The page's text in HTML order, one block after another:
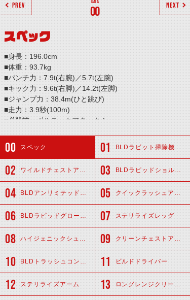
00
PREV NEXT
スペック
■身長：196.0cm
■体重：93.7kg
■パンチ力：7.9t(右腕)／5.7t(左腕)
■キック力：9.6t(右脚)／14.2t(左脚)
■ジャンプ力：38.4m(ひと跳び)
■走力：3.9秒(100m)
■必殺技：ボルテックアタック！
スペック BLDラビット掃除機ヘッド
ワイルドチェストアーマー BLDラピッドショルダー
BLDアンリミテッドスーツ クイックラッシュアーム
BLDラピッドグローブ ステリライズレッグ
ハイジェニックシューズ クリーンチェストアーマー
BLDトラッシュコンバーター ビルドドライバー
ステリライズアーム ロングレンジクリーナー